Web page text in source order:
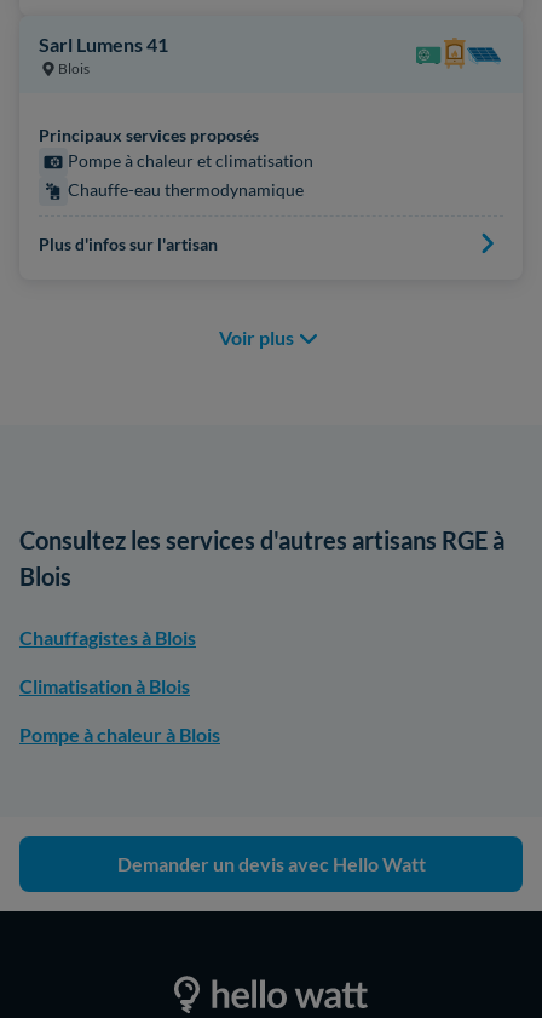
Sarl Lumens 41
Blois
Principaux services proposés
Pompe à chaleur et climatisation
Chauffe-eau thermodynamique
Plus d'infos sur l'artisan
Voir plus
Consultez les services d'autres artisans RGE à
Blois
Chauffagistes à Blois
Climatisation à Blois
Pompe à chaleur à Blois
Demander un devis avec Hello Watt